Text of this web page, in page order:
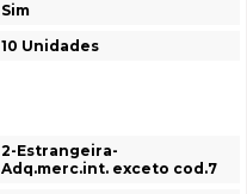
Sim
10 Unidades
2-Estrangeira-
Adq.merc.int. exceto cod.7